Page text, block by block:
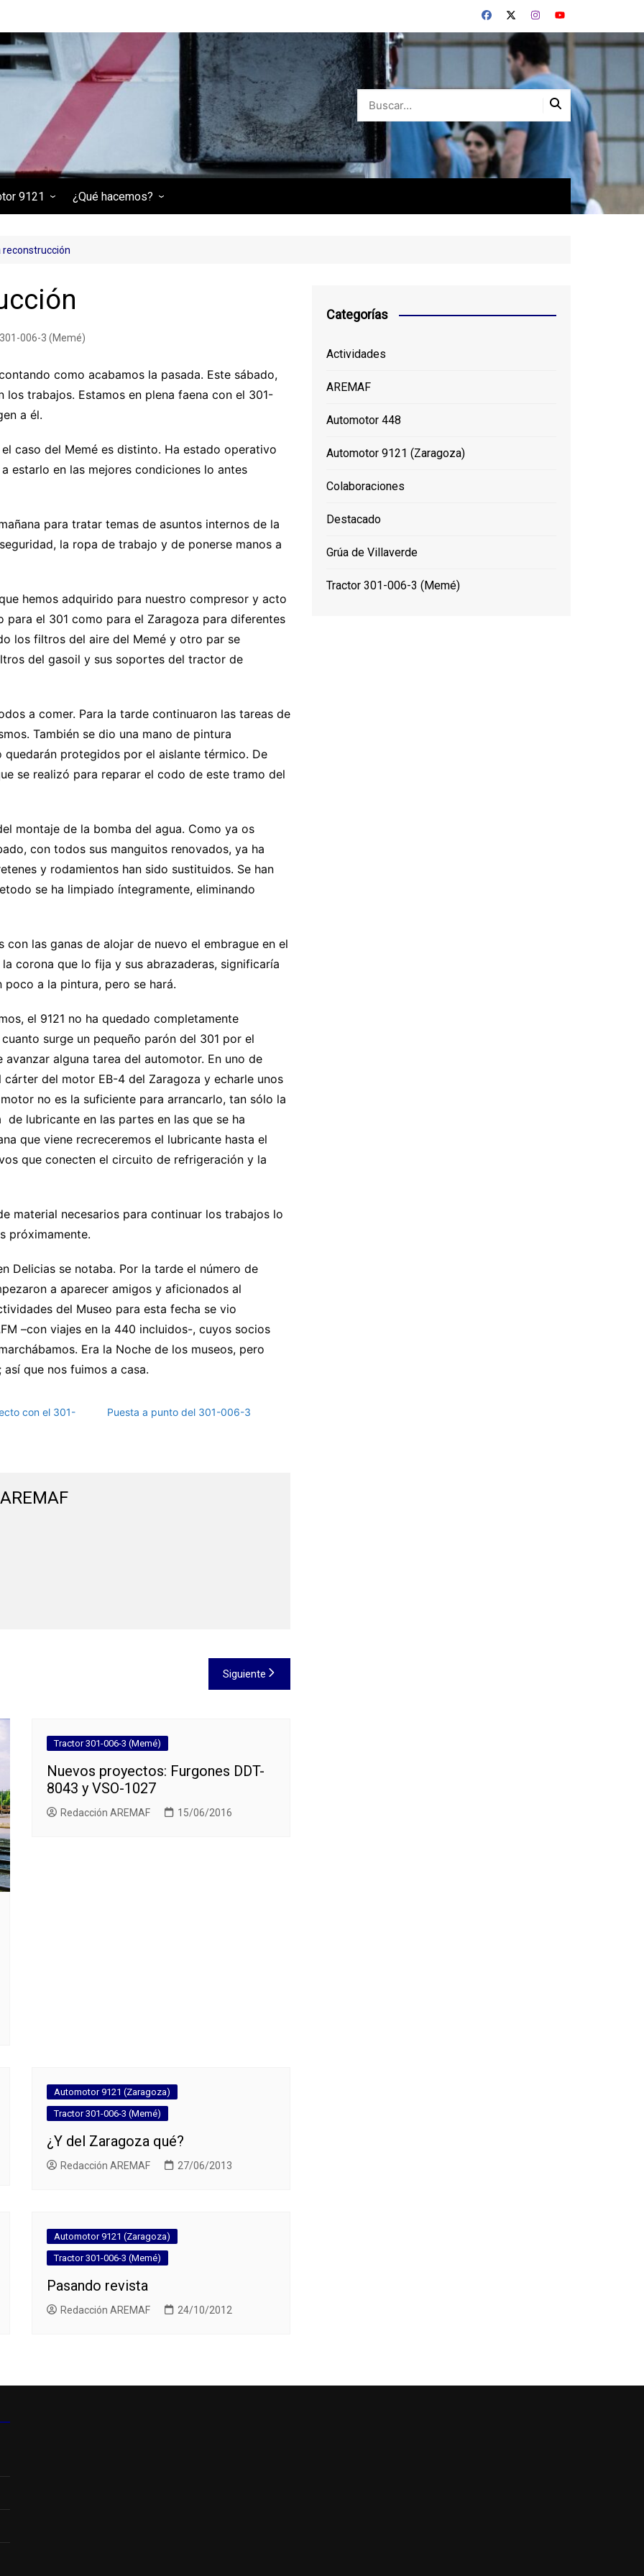
9121 ¿Qué hacemos?
Furgón calderín (DDT-8043)
Grúa de instalaciones fijas
(Matisa)
Señal baja Ericsson
Otras colaboraciones
reconstrucción
006-3 (Memé)
como acabamos la pasada. Este sábado,
trabajos. Estamos en plena faena con el 301-
a él.
caso del Memé es distinto. Ha estado operativo
estarlo en las mejores condiciones lo antes
para tratar temas de asuntos internos de la
la ropa de trabajo y de ponerse manos a
hemos adquirido para nuestro compresor y acto
el 301 como para el Zaragoza para diferentes
los filtros del aire del Memé y otro par se
del gasoil y sus soportes del tractor de
a comer. Para la tarde continuaron las tareas de
También se dio una mano de pintura
protegidos por el aislante térmico. De
se realizó para reparar el codo de este tramo del
montaje de la bomba del agua. Como ya os
con todos sus manguitos renovados, ya ha
y rodamientos han sido sustituidos. Se han
se ha limpiado íntegramente, eliminando
las ganas de alojar de nuevo el embrague en el
corona que lo fija y sus abrazaderas, significaría
a la pintura, pero se hará.
el 9121 no ha quedado completamente
surge un pequeño parón del 301 por el
alguna tarea del automotor. En uno de
del motor EB-4 del Zaragoza y echarle unos
no es la suficiente para arrancarlo, tan sólo la
lubricante en las partes en las que se ha
que viene recreceremos el lubricante hasta el
que conecten el circuito de refrigeración y la
material necesarios para continuar los trabajos lo
próximamente.
Delicias se notaba. Por la tarde el número de
a aparecer amigos y aficionados al
del Museo para esta fecha se vio
–con viajes en la 440 incluidos-, cuyos socios
Era la Noche de los museos, pero
que nos fuimos a casa.
con el 301-
Puesta a punto del 301-006-3
Siguiente
Tractor 301-006-3 (Memé)
Nuevos proyectos: Furgones DDT-
8043 y VSO-1027
Redacción AREMAF 15/06/2016
Automotor 9121 (Zaragoza)
Tractor 301-006-3 (Memé)
¿Y del Zaragoza qué?
Redacción AREMAF 27/06/2013
Automotor 9121 (Zaragoza)
Tractor 301-006-3 (Memé)
Pasando revista
Redacción AREMAF 24/10/2012
Categorías
Actividades
AREMAF
Automotor 448
Automotor 9121 (Zaragoza)
Colaboraciones
Destacado
Grúa de Villaverde
Tractor 301-006-3 (Memé)